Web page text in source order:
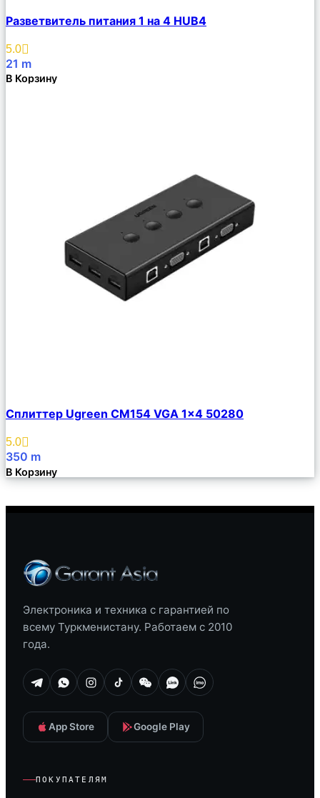
Описание
Избранное
Разветвитель питания 1 на 4 HUB4
5.0
21 m
В Корзину
Описание
Избранное
Сплиттер Ugreen CM154 VGA 1×4 50280
5.0
350 m
В Корзину
Электроника и техника с гарантией по
всему Туркменистану. Работаем с 2010
года.
App Store Google Play
ПОКУПАТЕЛЯМ